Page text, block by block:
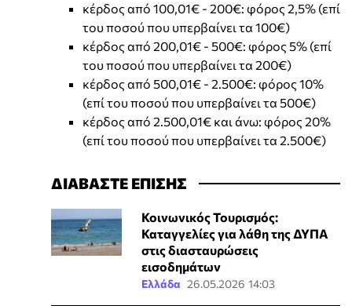
κέρδος από 100,01€ - 200€: φόρος 2,5% (επί
του ποσού που υπερβαίνει τα 100€)
κέρδος από 200,01€ - 500€: φόρος 5% (επί
του ποσού που υπερβαίνει τα 200€)
κέρδος από 500,01€ - 2.500€: φόρος 10%
(επί του ποσού που υπερβαίνει τα 500€)
κέρδος από 2.500,01€ και άνω: φόρος 20%
(επί του ποσού που υπερβαίνει τα 2.500€)
ΔΙΑΒΑΣΤΕ ΕΠΙΣΗΣ
Κοινωνικός Τουρισμός:
Καταγγελίες για λάθη της ΔΥΠΑ
στις διασταυρώσεις
εισοδημάτων
Ελλάδα 26.05.2026 14:03